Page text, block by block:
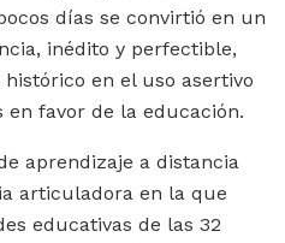
días se convirtió en un
inédito y perfectible,
en el uso asertivo
en favor de la educación.
aprendizaje a distancia
articuladora en la que
educativas de las 32